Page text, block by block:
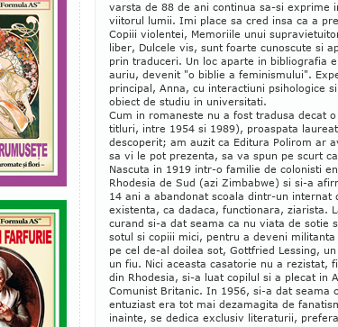
varsta de 88 de ani continua sa-si exprime
viitorul lumii. Imi place sa cred insa ca a
Copiii violentei, Memoriile unui
liber, Dulcele vis, sunt foarte cunoscute si
prin traduceri. Un loc aparte in bibliografia
auriu, devenit "o biblie a feminismului".
principal, Anna, cu interactiuni psihologice
obiect de studiu in universitati.
Cum in romaneste nu a fost tradusa decat
titluri, intre 1954 si 1989), proaspata
descoperit; am auzit ca Editura Polirom ar
sa vi le pot prezenta, sa va spun pe scurt
Nascuta in 1919 intr-o familie de colonisti
Rhodesia de Sud (azi Zimbabwe) si si-a
14 ani a abandonat scoala dintr-un internat
existenta, ca dadaca, functionara, ziarista.
curand si-a dat seama ca nu viata de sotie
sotul si copiii mici, pentru a deveni
pe cel de-al doilea sot, Gottfried Lessing,
un fiu. Nici aceasta casatorie nu a rezistat,
din Rhodesia, si-a luat copilul si a plecat in
Comunist Britanic. In 1956, si-a dat seama
entuziast era tot mai dezamagita de
inainte, se dedica exclusiv literaturii,